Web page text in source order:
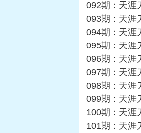
092期：天涯
093期：天涯
094期：天涯
095期：天涯
096期：天涯
097期：天涯
098期：天涯
099期：天涯
100期：天涯
101期：天涯